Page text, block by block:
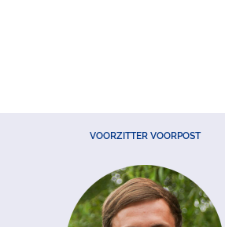
VOORZITTER VOORPOST